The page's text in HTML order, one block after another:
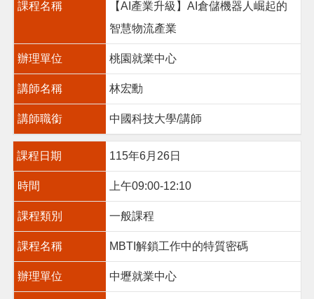
課程名稱
【AI產業升級】AI倉儲機器人崛起的
智慧物流產業
辦理單位 桃園就業中心
講師名稱 林宏勳
講師職銜 中國科技大學/講師
課程日期 115年6月26日
時間 上午09:00-12:10
課程類別 一般課程
課程名稱 MBTI解鎖工作中的特質密碼
辦理單位 中壢就業中心